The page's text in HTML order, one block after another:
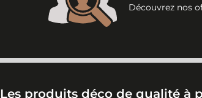
Découvrez nos
Les produits déco de qualité à